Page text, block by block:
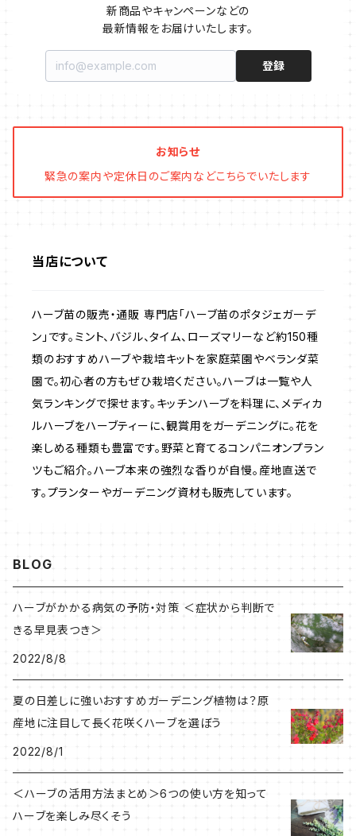
ガーデンベジタ・イタリア野菜
いちご
ファイバー製プランター
ブリキ製プランター
木製プランター
新商品やキャンペーンなどの
最新情報をお届けいたします。
登録
お知らせ
緊急の案内や定休日のご案内などこちらでいたします
当店について
ハーブ苗の販売・通販 専門店「ハーブ苗のポタジェガーデ
ン」です。ミント、バジル、タイム、ローズマリーなど約150種
類のおすすめハーブや栽培キットを家庭菜園やベランダ菜
園で。初心者の方もぜひ栽培ください。ハーブは一覧や人
気ランキングで探せます。キッチンハーブを料理に、メディカ
ルハーブをハーブティーに、観賞用をガーデニングに。花を
楽しめる種類も豊富です。野菜と育てるコンパニオンプラン
ツもご紹介。ハーブ本来の強烈な香りが自慢。産地直送で
す。プランターやガーデニング資材も販売しています。
BLOG
ハーブがかかる病気の予防・対策 ＜症状から判断で
きる早見表つき＞
2022/8/8
夏の日差しに強いおすすめガーデニング植物は？原
産地に注目して長く花咲くハーブを選ぼう
2022/8/1
＜ハーブの活用方法まとめ＞6つの使い方を知って
ハーブを楽しみ尽くそう